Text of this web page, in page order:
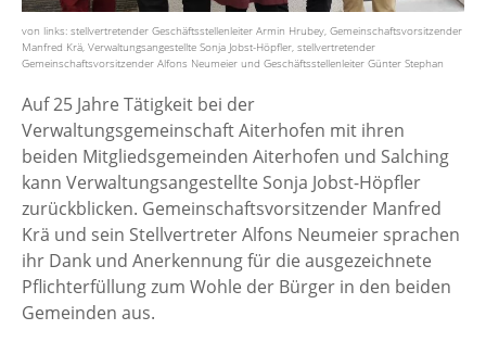
von links: stellvertretender Geschäftsstellenleiter Armin Hrubey, Gemeinschaftsvorsitzender
Manfred Krä, Verwaltungsangestellte Sonja Jobst-Höpfler, stellvertretender
Gemeinschaftsvorsitzender Alfons Neumeier und Geschäftsstellenleiter Günter Stephan
Auf 25 Jahre Tätigkeit bei der
Verwaltungsgemeinschaft Aiterhofen mit ihren
beiden Mitgliedsgemeinden Aiterhofen und Salching
kann Verwaltungsangestellte Sonja Jobst-Höpfler
zurückblicken. Gemeinschaftsvorsitzender Manfred
Krä und sein Stellvertreter Alfons Neumeier sprachen
ihr Dank und Anerkennung für die ausgezeichnete
Pflichterfüllung zum Wohle der Bürger in den beiden
Gemeinden aus.